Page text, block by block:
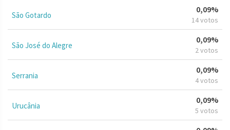
São Gotardo
0,09%
14 votos
São José do Alegre
0,09%
2 votos
Serrania
0,09%
4 votos
Urucânia
0,09%
5 votos